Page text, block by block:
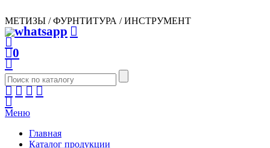
МЕТИЗЫ / ФУРНТИТУРА / ИНСТРУМЕНТ
0
Меню
Главная
Каталог продукции